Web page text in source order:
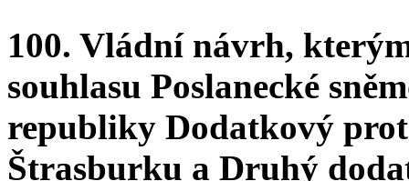
100. Vládní návrh,
souhlasu Poslanecké
republiky Dodatkový
Štrasburku a Druhý